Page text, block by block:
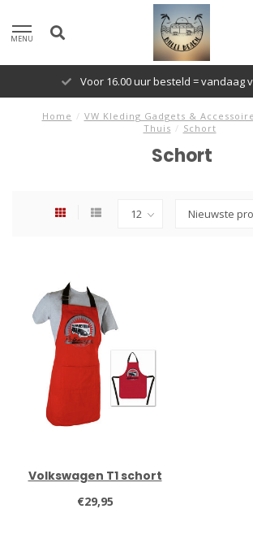
MENU
Voor 16.00 uur besteld = vandaag
Home / VW Kleding Gadgets &
Thuis / Schort
Schort
Volkswagen T1 schort
€29,95